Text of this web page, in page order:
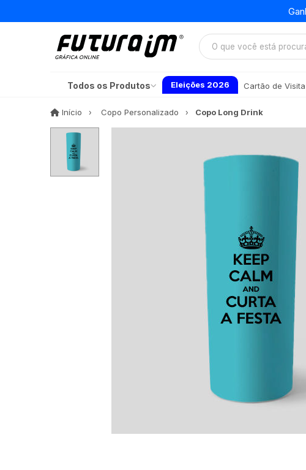
Todos os Produtos Eleições 2026 Cartão de Visita
Início InícioCopo Personalizado Copo Long Drink